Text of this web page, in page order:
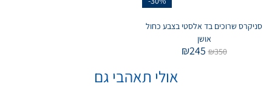
סניקרס שרוכים בד אלסטי בצבע כחול
אושן
₪350
₪245
אולי תאהבי גם